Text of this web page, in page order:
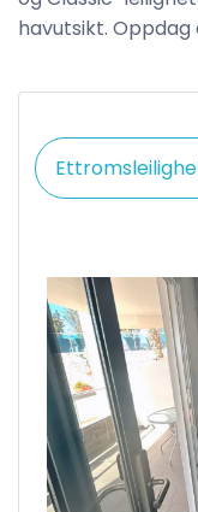
havutsikt. Oppdag